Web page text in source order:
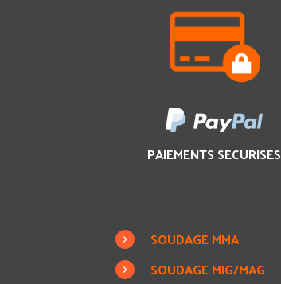
PAIEMENTS SECURISES
SOUDAGE MMA
SOUDAGE MIG/MAG